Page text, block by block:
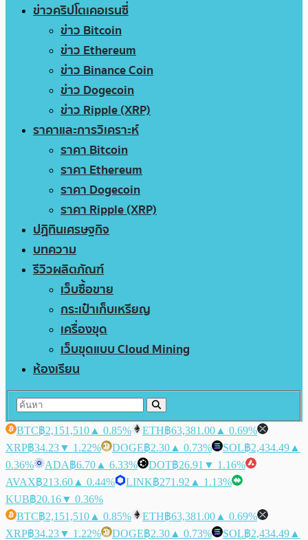
ข่าวคริปโตเคอเรนซี่
ข่าว Bitcoin
ข่าว Ethereum
ข่าว Binance Coin
ข่าว Dogecoin
ข่าว Ripple (XRP)
ราคาและการวิเคราะห์
ราคา Bitcoin
ราคา Ethereum
ราคา Dogecoin
ราคา Ripple (XRP)
ปฏิทินเศรษฐกิจ
บทความ
รีวิวผลิตภัณฑ์
เว็บซื้อขาย
กระเป๋าเก็บเหรียญ
เครื่องขุด
เว็บขุดแบบ Cloud Mining
ห้องเรียน
BTC฿2,151,510 ▲ 0.85% ETH฿63,381.00 ▲ 0.69%
XRP฿34.23▼ 1.22% DOGE฿2.30 ▲ 0.73% SOL฿2,434.49 ▲
0.36%
ADA฿6.70 ▲ 6.33% DOT฿26.91 ▼ 1.16%
AVAX฿213.60 ▲ 0.44% LINK฿271.92 ▲ 1.13%
KUB฿20.16▼ 0.36%
BTC฿2,151,510 ▲ 0.85% ETH฿63,381.00 ▲ 0.69%
XRP฿34.23▼ 1.22% DOGE฿2.30 ▲ 0.73% SOL฿2,434.49 ▲